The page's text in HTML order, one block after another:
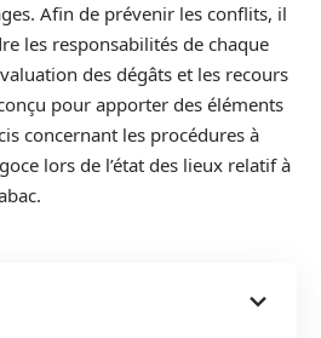
Afin de prévenir les conflits, il
les responsabilités de chaque
des dégâts et les recours
pour apporter des éléments
concernant les procédures à
lors de l’état des lieux relatif à